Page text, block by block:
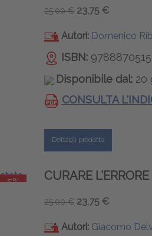
25,00 € 23,75 €
Autori: Domenico
ISBN:
Disponibile dal: 20
CONSULTA
Dettagli prodotto
-5% CURARE L’ERRORE
25,00 € 23,75 €
Autori: Giacomo